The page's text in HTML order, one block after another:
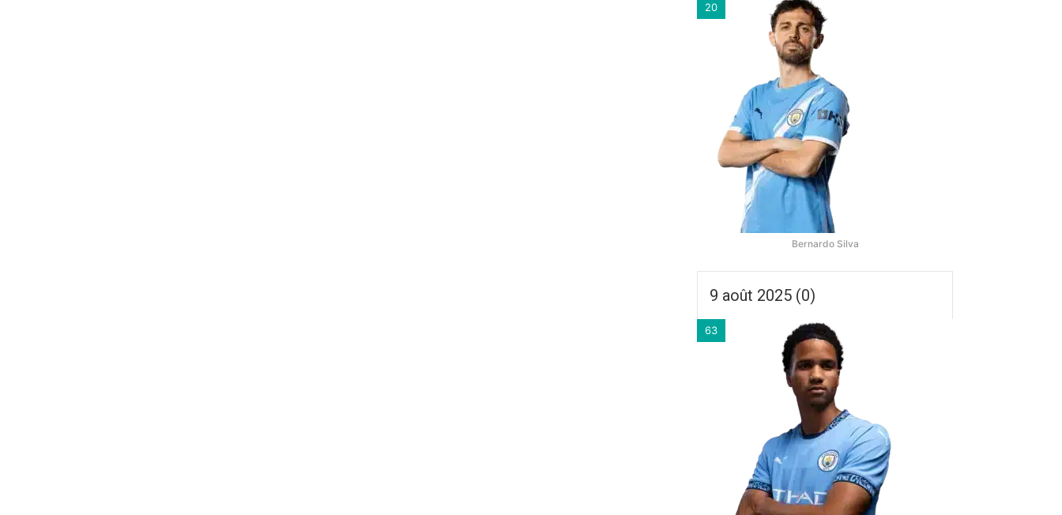
20
Bernardo Silva
9 août 2025 (0)
63